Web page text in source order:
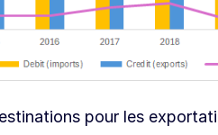
pour les